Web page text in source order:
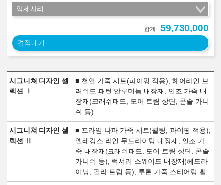
악세사리
합계 59,730,000
견적내기
시그니쳐 디자인 셀
렉션 Ⅰ
■ 천연 가죽 시트(파이핑 적용), 헤어라인 브
러쉬드 패턴 알루미늄 내장재, 인조 가죽 내
장재(크래쉬패드, 도어 트림 상단, 콘솔 가니
쉬 등)
시그니쳐 디자인 셀
렉션 Ⅱ
■ 프라임 나파 가죽 시트(퀼팅, 파이핑 적용),
엘레강스 라인 무드라이팅 내장재, 인조 가
죽 내장재(크래쉬패드, 도어 트림 상단, 콘솔
가니쉬 등), 럭셔리 스웨이드 내장재(헤드라
이닝, 필라 트림 등), 투톤 가죽 스티어링 휠